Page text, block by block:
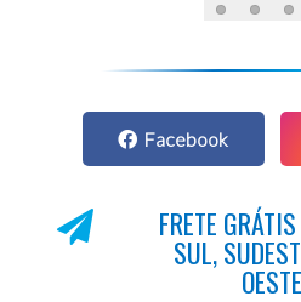
Facebook
FRETE
SUL,